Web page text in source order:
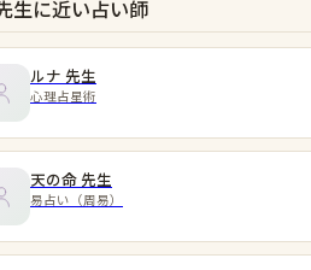
生に近い占い師
ルナ 先生
心理占星術
天の命 先生
易占い（周易）